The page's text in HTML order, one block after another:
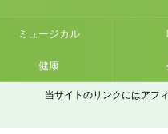
ミュージカル
健康
当サイトのリンクにはアフ